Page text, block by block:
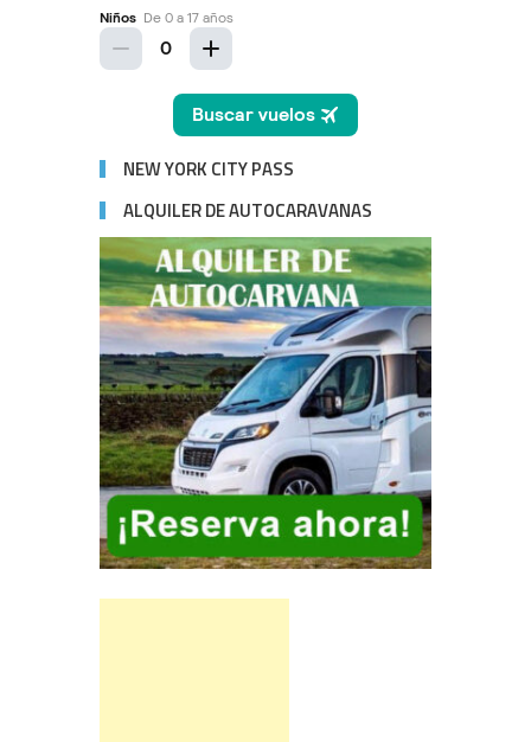
NEW YORK CITY PASS
ALQUILER DE AUTOCARAVANAS